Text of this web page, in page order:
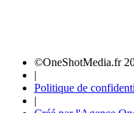
©OneShotMedia.fr
|
Politique de
|